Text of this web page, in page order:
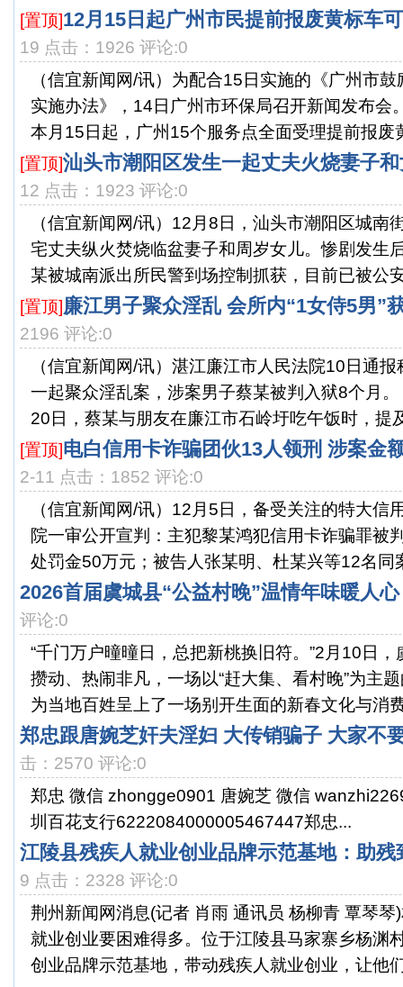
[置顶]12月15日起广州市民提前报废黄标车
19 点击：1926 评论:0
（信宜新闻网/讯）为配合15日实施的《广州市
实施办法》，14日广州市环保局召开新闻发布会
本月15日起，广州15个服务点全面受理提前报废
[置顶]汕头市潮阳区发生一起丈夫火烧妻子
12 点击：1923 评论:0
（信宜新闻网/讯）12月8日，汕头市潮阳区城南
宅丈夫纵火焚烧临盆妻子和周岁女儿。惨剧发生
某被城南派出所民警到场控制抓获，目前已被公
[置顶]廉江男子聚众淫乱 会所内“1女侍5男”
2196 评论:0
（信宜新闻网/讯）湛江廉江市人民法院10日通
一起聚众淫乱案，涉案男子蔡某被判入狱8个
20日，蔡某与朋友在廉江市石岭圩吃午饭时，提
[置顶]电白信用卡诈骗团伙13人领刑 涉案金
2-11 点击：1852 评论:0
（信宜新闻网/讯）12月5日，备受关注的特大信
院一审公开宣判：主犯黎某鸿犯信用卡诈骗罪被
处罚金50万元；被告人张某明、杜某兴等12名同
2026首届虞城县“公益村晚”温情年味暖人心
评论:0
“千门万户曈曈日，总把新桃换旧符。”2月10日
攒动、热闹非凡，一场以“赶大集、看村晚”为主
为当地百姓呈上了一场别开生面的新春文化与消
郑忠跟唐婉芝奸夫淫妇 大传销骗子 大家不
击：2570 评论:0
郑忠 微信 zhongge0901 唐婉芝 微信
圳百花支行6222084000005467447郑忠...
江陵县残疾人就业创业品牌示范基地：助残
9 点击：2328 评论:0
荆州新闻网消息(记者 肖雨 通讯员 杨柳青 覃琴琴
就业创业要困难得多。位于江陵县马家寨乡杨渊
创业品牌示范基地，带动残疾人就业创业，让他